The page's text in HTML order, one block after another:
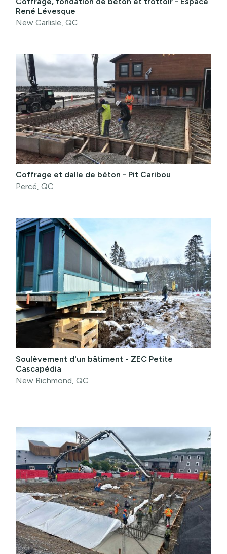
René Lévesque
New Carlisle, QC
Coffrage et dalle de béton - Pit Caribou
Percé, QC
Soulèvement d'un bâtiment - ZEC Petite
Cascapédia
New Richmond, QC